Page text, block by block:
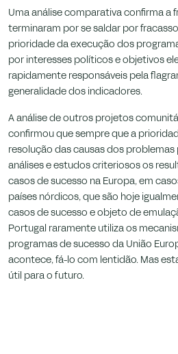
Uma análise comparativa confirma a
terminaram por se saldar por
prioridade da execução dos
por interesses políticos e objetivos
rapidamente responsáveis pela
generalidade dos indicadores.
A análise de outros projetos
confirmou que sempre que a
resolução das causas dos
análises e estudos criteriosos os
casos de sucesso na Europa, em
países nórdicos, que são hoje
casos de sucesso e objeto de
Portugal raramente utiliza os
programas de sucesso da União
acontece, fá-lo com lentidão. Mas
útil para o futuro.